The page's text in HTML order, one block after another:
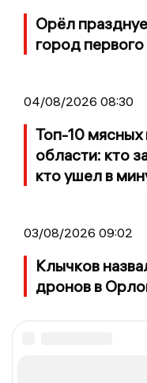
Орёл
город
04/08/2026 08:30
Топ-10 мясных
области: кто
кто ушел в
03/08/2026 09:02
Клычков
дронов в